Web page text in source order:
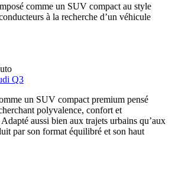
comme un SUV compact au style
à la recherche d’un véhicule
Q3
un SUV compact premium pensé
polyvalence, confort et
aussi bien aux trajets urbains qu’aux
par son format équilibré et son haut